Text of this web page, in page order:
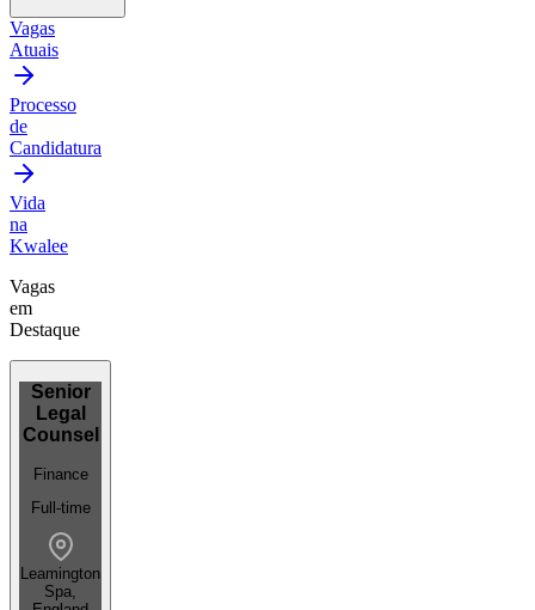
Vagas
Atuais
Processo
de
Candidatura
Vida
na
Kwalee
Vagas
em
Destaque
Senior
Legal
Counsel
Finance
Full-time
Leamington
Spa,